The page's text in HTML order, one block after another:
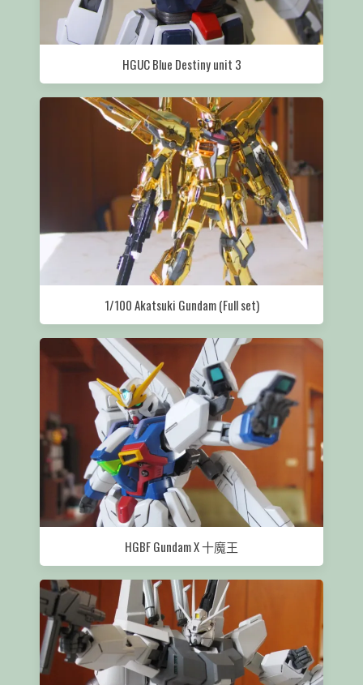
HGUC Blue Destiny unit 3
1/100 Akatsuki Gundam (Full set)
HGBF Gundam X 十魔王